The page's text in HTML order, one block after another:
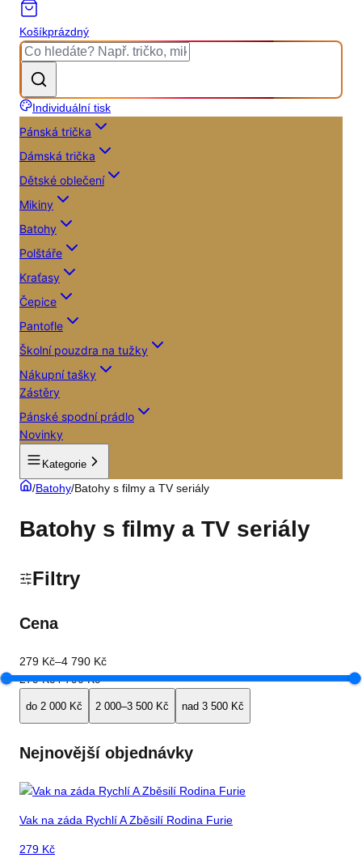
Košíkprázdný
Individuální tisk
Pánská trička
Dámská trička
Dětské oblečení
Mikiny
Batohy
Polštáře
Kraťasy
Čepice
Pantofle
Školní pouzdra na tužky
Nákupní tašky
Zástěry
Pánské spodní prádlo
Novinky
Kategorie
/Batohy/Batohy s filmy a TV seriály
Batohy s filmy a TV seriály
Filtry
Cena
279 Kč–4 790 Kč
279 Kč4 790 Kč
do 2 000 Kč 2 000–3 500 Kč nad 3 500 Kč
Nejnovější objednávky
Vak na záda Rychlí A Zběsilí Rodina Furie
279 Kč